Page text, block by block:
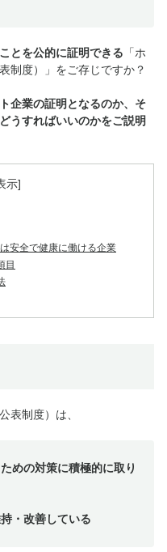
とを公的に証明できる 「ホ
制度）」をご存じですか？
企業の証明となるのか、そ
うすればいいのかをご説明
示]
安全で健康に働ける企業
目
表制度）は、
めの対策に積極的に取り
・改善している